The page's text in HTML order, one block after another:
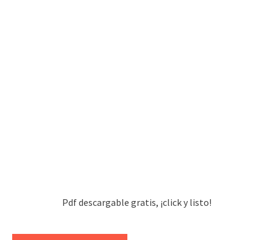
Pdf descargable gratis, ¡click y listo!